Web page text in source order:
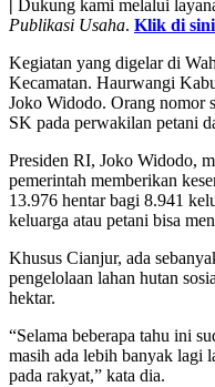
Dukung kami melalui
Publikasi Usaha. Klik di sini
Kegiatan yang digelar di
Kecamatan. Haurwangi
Joko Widodo. Orang nomor
SK pada perwakilan petani
Presiden RI, Joko Widodo,
pemerintah memberikan
13.976 hentar bagi 8.941
keluarga atau petani bisa
Khusus Cianjur, ada
pengelolaan lahan hutan
hektar.
“Selama beberapa tahu ini
masih ada lebih banyak lagi
pada rakyat,” kata dia.